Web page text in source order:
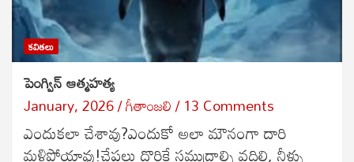
కవితలు
పెంగ్విన్ ఆత్మహత్య
January, 2026 గీతాంజలి 13 Comments
ఎందుకలా చేశావు?ఎందుకో అలా మౌనంగా దారి
మళ్లిపోయావు!చేపలు దొరికే సముద్రాల్ని వదిలి, నీళ్ళు